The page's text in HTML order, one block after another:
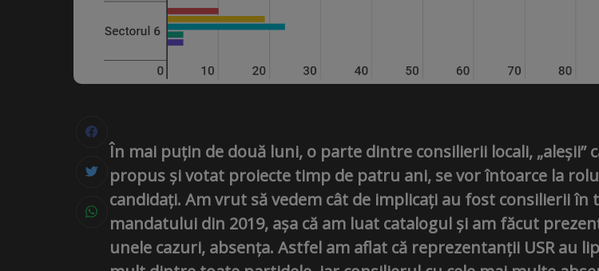
În mai puțin de două luni, o parte dintre consilierii locali, „aleșii”
propus și votat proiecte timp de patru ani, se vor întoarce la
candidați. Am vrut să vedem cât de implicați au fost consilierii în
mandatului din 2019, așa că am luat catalogul și am făcut
unele cazuri, absența. Astfel am aflat că reprezentanții USR au